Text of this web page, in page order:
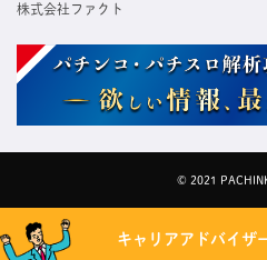
株式会社ファクト
© 2021
キャリアアドバイザ